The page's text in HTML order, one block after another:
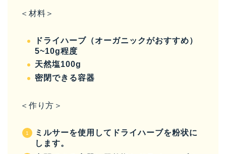
＜材料＞
ドライハーブ（オーガニックがおすすめ）
5~10g程度
天然塩100g
密閉できる容器
＜作り方＞
ミルサーを使用してドライハーブを粉状に
します。